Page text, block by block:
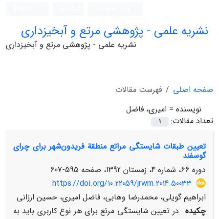
نشریه علمی - پژوهشی مرتع و آبخیزداری
نشریه علمی - پژوهشی مرتع و آبخیزداری
صفحه اصلی
فهرست مقالات
نویسنده = امیری، فاضل
تعداد مقالات:
1
تعیین طبقات شایستگی مراتع منطقة فریدون‌شهر برای چرای
گوسفند
دوره 66، شماره 4، زمستان 1392، صفحه
595-607
https://doi.org/10.22059/jrwm.2014.50033
ابراهیم گویلی، محمدرضا وهابی، فاضل امیری، حسین ارزانی
چکیده در تعیین شایستگی مرتع برای هر نوع کاربری باید به